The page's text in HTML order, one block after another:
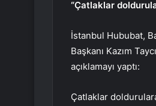
“Çatlaklar
İstanbul Hububat,
Başkanı Kazım
açıklamayı yaptı:
Çatlaklar